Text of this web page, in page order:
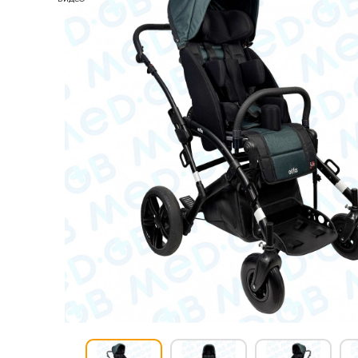
Респираторное оборудование
Подъёмники для инвалидов